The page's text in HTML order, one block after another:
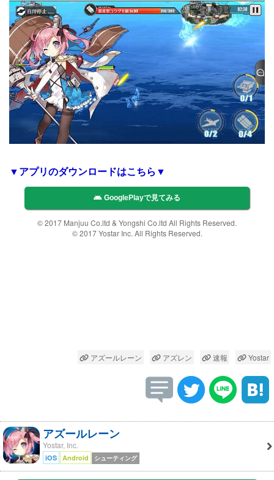
▼アプリのダウンロードはこちら▼
GooglePlayで見てみる
© 2017 Manjuu Co.ltd & Yongshi Co.ltd All Rights Reserved.
© 2017 Yostar Inc. All Rights Reserved.
アズールレーン アズレン 速報 Yostar
アズールレーン
Yostar, Inc.
iOS Android シューティング